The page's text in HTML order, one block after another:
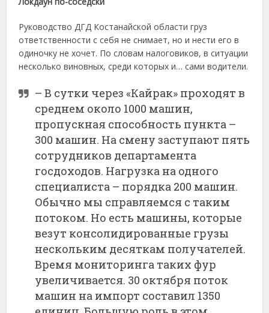
Руководство ДГД Костанайской области груз
ответственности с себя не снимает, но и нести его в
одиночку не хочет. По словам налоговиков, в ситуации
несколько виновных, среди которых и… сами водители.
– В сутки через «Кайрак» проходят в
среднем около 1000 машин,
пропускная способность пункта –
300 машин. На смену заступают пять
сотрудников департамента
госдоходов. Нагрузка на одного
специалиста – порядка 200 машин.
Обычно мы справляемся с таким
потоком. Но есть машины, которые
везут консолидированные грузы
нескольким десяткам получателей.
Время мониторинга таких фур
увеличивается. 30 октября поток
машин на импорт составил 1350